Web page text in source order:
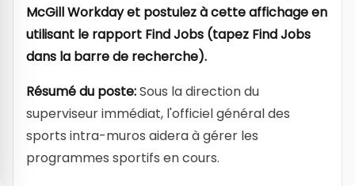
McGill Workday et postulez à cette affichage en
utilisant le rapport Find Jobs (tapez Find Jobs
dans la barre de recherche).
Résumé du poste:Sous la direction du
superviseur immédiat, l'officiel général des
sports intra-muros aidera à gérer les
programmes sportifs en cours.